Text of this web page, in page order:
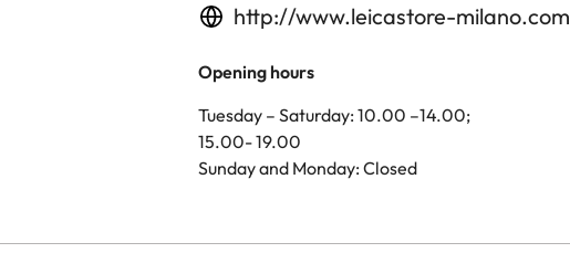
http://www.leicastore-milano.com
Opening hours
Tuesday – Saturday: 10.00 –14.00;
15.00- 19.00
Sunday and Monday: Closed